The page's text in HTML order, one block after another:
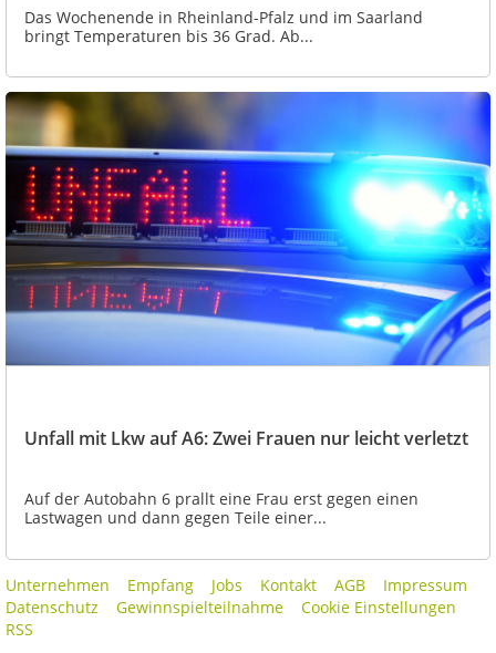
Das Wochenende in Rheinland-Pfalz und im Saarland
bringt Temperaturen bis 36 Grad. Ab...
Unfall mit Lkw auf A6: Zwei Frauen nur leicht verletzt
Auf der Autobahn 6 prallt eine Frau erst gegen einen
Lastwagen und dann gegen Teile einer...
Unternehmen Empfang Jobs Kontakt AGB
Impressum
Datenschutz
Gewinnspielteilnahme
Cookie Einstellungen
RSS